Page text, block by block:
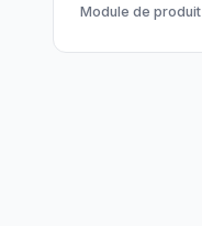
Module de produit